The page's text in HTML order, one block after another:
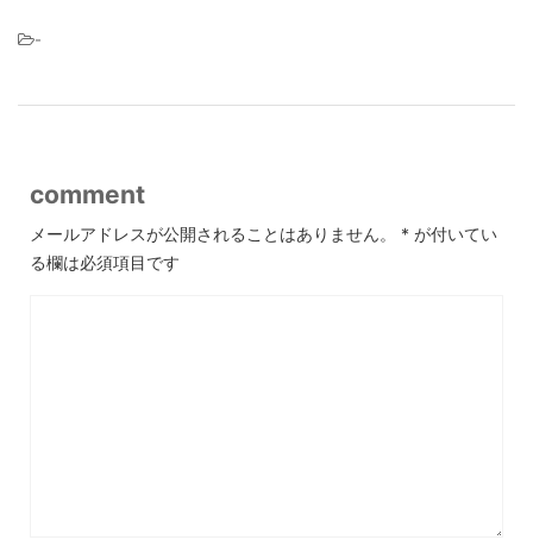
-
comment
メールアドレスが公開されることはありません。 * が付いてい
る欄は必須項目です